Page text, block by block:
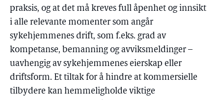
praksis, og at det må kreves full åpenhet og innsikt
i alle relevante momenter som angår
sykehjemmenes drift, som f.eks. grad av
kompetanse, bemanning og avviksmeldinger –
uavhengig av sykehjemmenes eierskap eller
driftsform. Et tiltak for å hindre at kommersielle
tilbydere kan hemmeligholde viktige